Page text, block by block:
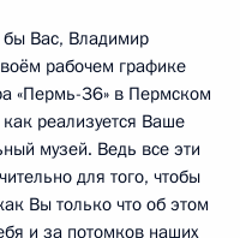
бы Вас, Владимир
рабочем графике
«Пермь-36» в Пермском
реализуется Ваше
музей. Ведь все эти
для того, чтобы
Вы только что об этом
и за потомков наших